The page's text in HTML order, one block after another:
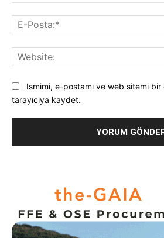
Ismimi, e-postamı ve web sitemi
tarayıcıya kaydet.